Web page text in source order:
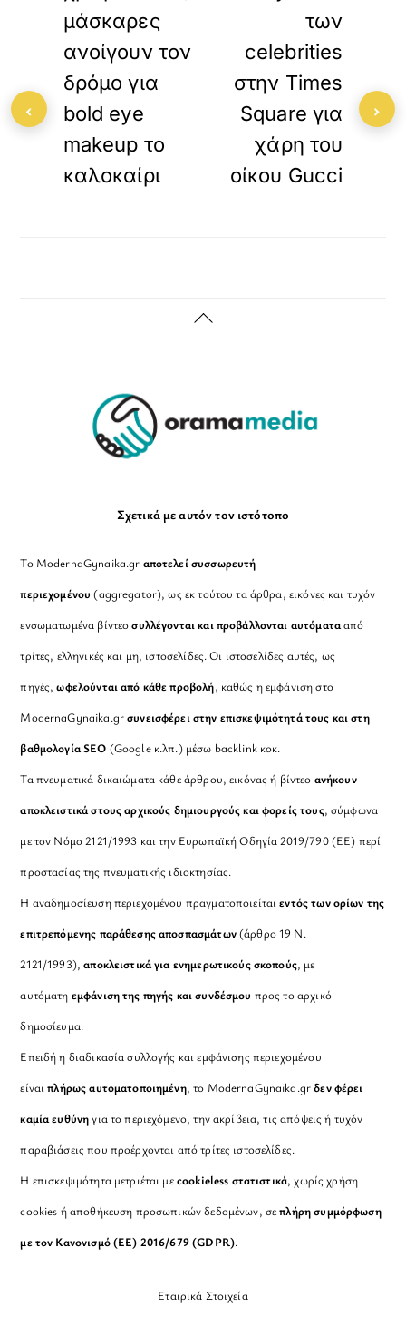
μάσκαρες
ανοίγουν τον
δρόμο για
bold eye
makeup το
καλοκαίρι
των
celebrities
στην Times
Square για
χάρη του
οίκου Gucci
Back
Σχετικά με αυτόν τον ιστότοπο
Το ModernaGynaika.gr αποτελεί συσσωρευτή
περιεχομένου (aggregator), ως εκ τούτου τα άρθρα, εικόνες και τυχόν
ενσωματωμένα βίντεοσυλλέγονται και προβάλλονται αυτόματααπό
τρίτες, ελληνικές και μη, ιστοσελίδες. Οι ιστοσελίδες αυτές, ως
πηγές,ωφελούνται από κάθε προβολή, καθώς η εμφάνιση στο
ModernaGynaika.grσυνεισφέρει στην επισκεψιμότητά τους και στη
βαθμολογία SEO (Google κ.λπ.) μέσω backlink κοκ.
Τα πνευματικά δικαιώματα κάθε άρθρου, εικόνας ή βίντεο ανήκουν
αποκλειστικά στους αρχικούς δημιουργούς και φορείς τους, σύμφωνα
με τον Νόμο 2121/1993 και την Ευρωπαϊκή Οδηγία 2019/790 (ΕΕ) περί
προστασίας της πνευματικής ιδιοκτησίας.
Η αναδημοσίευση περιεχομένου πραγματοποιείταιεντός των ορίων της
επιτρεπόμενης παράθεσης αποσπασμάτων(άρθρο 19 Ν.
2121/1993), αποκλειστικά για ενημερωτικούς σκοπούς, με
αυτόματη εμφάνιση της πηγής και συνδέσμου προς το αρχικό
δημοσίευμα.
Επειδή η διαδικασία συλλογής και εμφάνισης περιεχομένου
είναιπλήρως αυτοματοποιημένη, το ModernaGynaika.grδεν φέρει
καμία ευθύνηγια το περιεχόμενο, την ακρίβεια, τις απόψεις ή τυχόν
παραβιάσεις που προέρχονται από τρίτες ιστοσελίδες.
Η επισκεψιμότητα μετριέται μεcookieless στατιστικά, χωρίς χρήση
cookies ή αποθήκευση προσωπικών δεδομένων, σεπλήρη συμμόρφωση
με τον Κανονισμό (ΕΕ) 2016/679 (GDPR).
Εταιρικά Στοιχεία
‹ ›